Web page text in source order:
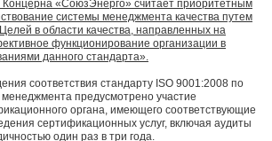
«СоюзЭнерго» считает приоритетным
системы менеджмента качества путем
в области качества, направленных на
функционирование организации в
данного стандарта».
соответствия стандарту ISO 9001:2008 по
предусмотрено участие
органа, имеющего соответствующие
сертификационных услуг, включая аудиты
один раз в три года.